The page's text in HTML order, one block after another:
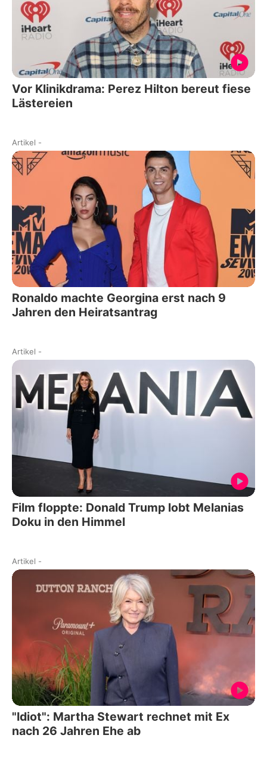
Vor Klinikdrama: Perez Hilton bereut fiese
Lästereien
Artikel -
Ronaldo machte Georgina erst nach 9
Jahren den Heiratsantrag
Artikel -
Film floppte: Donald Trump lobt Melanias
Doku in den Himmel
Artikel -
"Idiot": Martha Stewart rechnet mit Ex
nach 26 Jahren Ehe ab